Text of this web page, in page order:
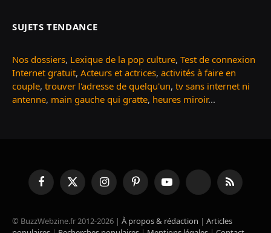
SUJETS TENDANCE
Nos dossiers, Lexique de la pop culture, Test de connexion
Internet gratuit, Acteurs et actrices, activités à faire en
couple, trouver l'adresse de quelqu'un, tv sans internet ni
antenne, main gauche qui gratte, heures miroir...
FacebookX
(Twitter)
InstagramPinterestYouTube TikTok RSS
© BuzzWebzine.fr 2012-2026 | À propos & rédaction | Articles